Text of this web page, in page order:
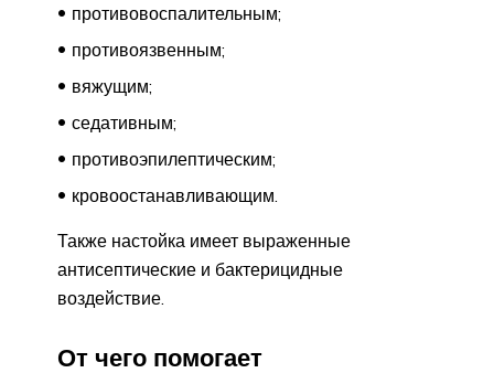
противовоспалительным;
противоязвенным;
вяжущим;
седативным;
противоэпилептическим;
кровоостанавливающим.
Также настойка имеет выраженные
антисептические и бактерицидные
воздействие.
От чего помогает